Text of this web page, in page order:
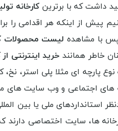
داشت که با برترین کارخانه
از اینکه هر اقدامی را
با مشاهده لیست محصولات
خاطر همانند خرید اینترنتی
ای مثلا پلی استر، نخ،
های اجتماعی و وب سایت های
ملی یا بین
ها، سایت اختصاصی دارند